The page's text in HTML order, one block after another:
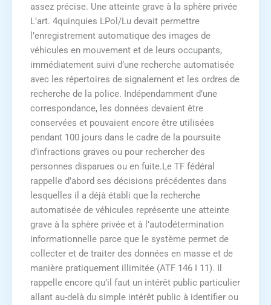
assez précise. Une atteinte grave à la sphère privée
L’art. 4quinquies LPol/Lu devait permettre
l’enregistrement automatique des images de
véhicules en mouvement et de leurs occupants,
immédiatement suivi d’une recherche automatisée
avec les répertoires de signalement et les ordres de
recherche de la police. Indépendamment d’une
correspondance, les données devaient être
conservées et pouvaient encore être utilisées
pendant 100 jours dans le cadre de la poursuite
d’infractions graves ou pour rechercher des
personnes disparues ou en fuite.Le TF fédéral
rappelle d’abord ses décisions précédentes dans
lesquelles il a déjà établi que la recherche
automatisée de véhicules représente une atteinte
grave à la sphère privée et à l’autodétermination
informationnelle parce que le système permet de
collecter et de traiter des données en masse et de
manière pratiquement illimitée (ATF 146 I 11). Il
rappelle encore qu’il faut un intérêt public particulier
allant au-delà du simple intérêt public à identifier ou